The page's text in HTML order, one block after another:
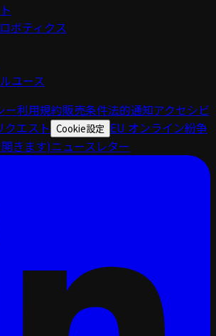
ボティクス
ユース
ー利用規約販売条件法的通知アクセシビ
クエスト Cookie設定 EU オンライン紛争
きます)ニュースレター